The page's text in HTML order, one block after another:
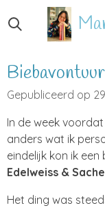
direct
de
hoofdinhoud
Biebavontuur
Gepubliceerd op
In de week
anders wat ik
eindelijk kon ik
Edelweiss &
Het ding was